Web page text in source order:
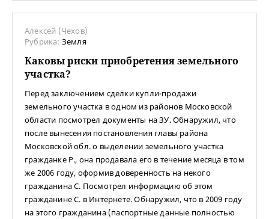
Алексей (Чехов)
Рубрика: Земля
Каковы риски приобретения земельного
участка?
Перед заключением сделки купли-продажи
земельного участка в одном из районов Московской
области посмотрел документы на ЗУ. Обнаружил, что
после вынесения постановления главы района
Московской обл. о выделении земельного участка
гражданке Р., она продавала его в течение месяца в том
же 2006 году, оформив доверенность на некого
гражданина С. Посмотрел информацию об этом
гражданине С. в Интернете. Обнаружил, что в 2009 году
на этого гражданина (паспортные данные полностью